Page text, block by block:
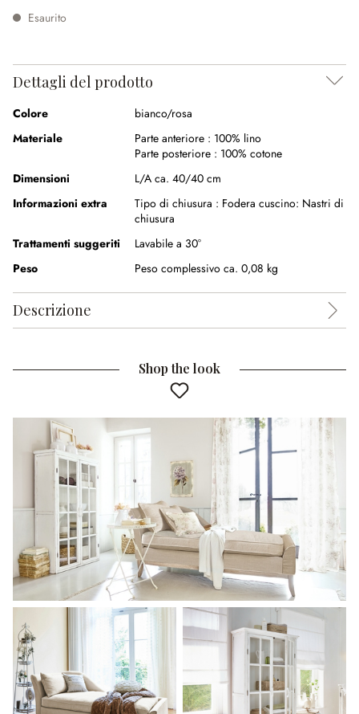
Esaurito
Dettagli del prodotto
Colore
bianco/rosa
Materiale
Parte anteriore : 100% lino
Parte posteriore : 100% cotone
Dimensioni
L/A ca. 40/40 cm
Informazioni extra
Tipo di chiusura : Fodera cuscino: Nastri di
chiusura
Trattamenti suggeriti
Lavabile a 30°
Peso
Peso complessivo ca. 0,08 kg
Descrizione
Shop the look